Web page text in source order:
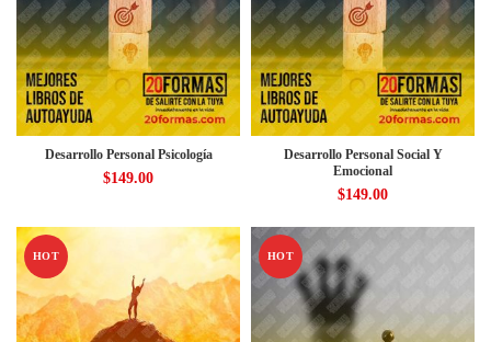
Desarrollo Personal Psicología
$149.00
Desarrollo Personal Social Y
Emocional
$149.00
HOT HOT